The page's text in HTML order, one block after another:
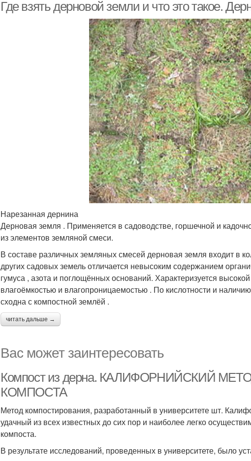
Где взять дерновой земли и что это такое.
Нарезанная дернина
Дерновая земля . Применяется в садоводстве, горшечной и
из элементов земляной смеси.
В составе различных земляных смесей дерновая земля входит в
других садовых земель отличается невысоким содержанием
гумуса , азота и поглощённых оснований. Характеризуется
влагоёмкостью и влагопроницаемостью . По кислотности и
сходна с компостной землёй .
читать дальше →
Вас может заинтересовать
Компост из дерна. КАЛИФОРНИЙСКИЙ
КОМПОСТА
Метод компостирования, разработанный в университете шт.
удачный из всех известных до сих пор и наиболее легко
компоста.
В результате исследований, проведенных в университете, было